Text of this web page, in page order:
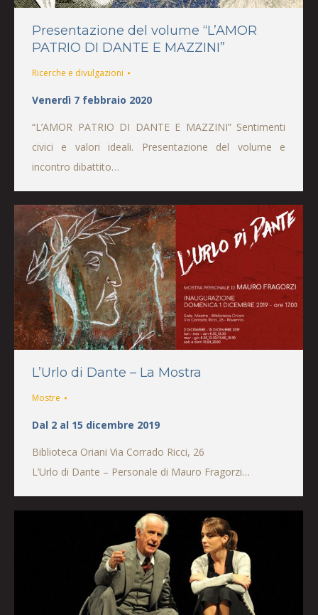
Presentazione del volume “L’AMOR
PATRIO DI DANTE E MAZZINI”
Ricerche e divulgazioni
Venerdì 7 febbraio 2020
“L’AMOR PATRIO DI DANTE E MAZZINI” Sentimenti
civici e valori ideali. Presentazione del volume e
incontro dibattito…
L’Urlo di Dante – La Mostra
Mostre
Dal 2 al 15 dicembre 2019
Biblioteca Oriani Via Corrado Ricci, 26
L’Urlo di Dante – Personale di Mauro Fragorzi…